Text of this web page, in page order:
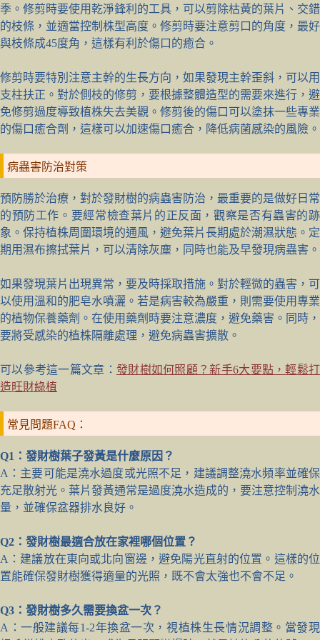
季。修剪時要使用乾淨鋒利的工具，可以剪除枯黃的葉片、交錯
的枝條，並適當控制株型高度。修剪時要注意剪口的角度，最好
與枝條成45度角，這樣有利於傷口的癒合。
修剪時要特別注意主幹的生長方向，如果發現主幹歪斜，可以用
支柱扶正。對於側枝的修剪，要根據整體造型的需要來進行，避
免修剪過度導致植株失去美觀。修剪後的傷口可以塗抹一些專業
的傷口癒合劑，這樣可以加速傷口癒合，降低病菌感染的風險。
病蟲害防治對策
預防勝於治療，對於發財樹的病蟲害防治，最重要的是做好日常
的預防工作。要經常檢查葉片的正反面，觀察是否有蟲害的跡
象。保持植株周圍環境的通風，避免葉片長期處於潮濕狀態。定
期用濕布擦拭葉片，可以清除灰塵，同時也能及早發現病蟲害。
如果發現葉片出現異常，要及時採取措施。對於輕微的蟲害，可
以使用溫和的肥皂水噴灑。若是病害較為嚴重，則需要使用專業
的植物保養藥劑。在使用藥劑時要注意濃度，避免藥害。同時，
要將受感染的植株隔離處理，避免病蟲害擴散。
可以參考這一篇文章： 發財樹如何照顧？新手6大要點，輕鬆打
造旺財綠植
常見問題FAQ：
Q1：發財樹葉子發黃是什麼原因？
A：主要可能是澆水過度或光照不足，建議調整澆水頻率並確保
充足散射光。葉片發黃通常是過度澆水造成的，要注意控制澆水
量，並確保盆器排水良好。
Q2：發財樹最適合放在家裡哪個位置？
A：建議放在東向或北向窗邊，避免陽光直射的位置。這樣的位
置能確保發財樹獲得適量的光照，既不會太強也不會不足。
Q3：發財樹多久需要換盆一次？
A：一般建議每1-2年換盆一次，視植株生長情況調整。當發現